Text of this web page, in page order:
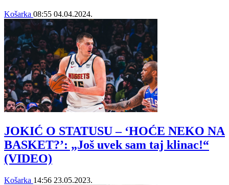
Košarka 08:55 04.04.2024.
JOKIĆ O STATUSU – ‘HOĆE NEKO NA
BASKET?’: „Još uvek sam taj klinac!“
(VIDEO)
Košarka 14:56 23.05.2023.